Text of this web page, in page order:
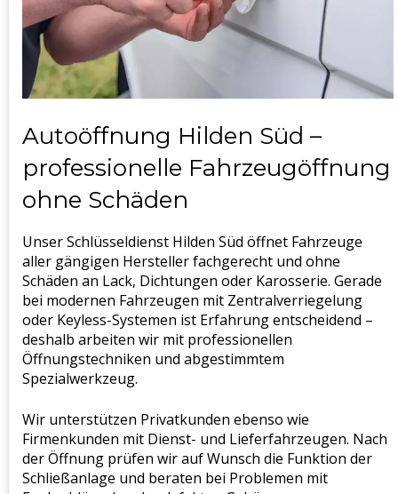
Autoöffnung Hilden Süd –
professionelle Fahrzeugöffnung
ohne Schäden
Unser Schlüsseldienst Hilden Süd öffnet Fahrzeuge
aller gängigen Hersteller fachgerecht und ohne
Schäden an Lack, Dichtungen oder Karosserie. Gerade
bei modernen Fahrzeugen mit Zentralverriegelung
oder Keyless-Systemen ist Erfahrung entscheidend –
deshalb arbeiten wir mit professionellen
Öffnungstechniken und abgestimmtem
Spezialwerkzeug.
Wir unterstützen Privatkunden ebenso wie
Firmenkunden mit Dienst- und Lieferfahrzeugen. Nach
der Öffnung prüfen wir auf Wunsch die Funktion der
Schließanlage und beraten bei Problemen mit